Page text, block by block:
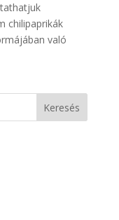
chilipaprikák
való